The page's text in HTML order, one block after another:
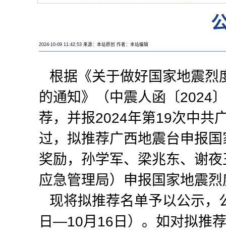
2024-10-09 11:42:53 来源：本站原创 作者：本站编辑
根据《关于做好国家地震
的通知》（中震人函〔2024
荐，并报2024年第19次中共
过，拟推荐广西地震台申报
奖励，孙学军、梁兆东、谢
应急管理局）申报国家地震
现将拟推荐名单予以公示
日—10月16日）。如对拟推